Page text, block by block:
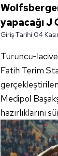
yapacağı J
Giriş Tarihi:04
Turuncu-
Fatih Terim
gerçekleştirilen
Medipol
hazırlıklarını